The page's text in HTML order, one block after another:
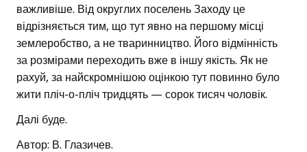
важливіше. Від округлих поселень Заходу це
відрізняється тим, що тут явно на першому місці
землеробство, а не тваринництво. Його відмінність
за розмірами переходить вже в іншу якість. Як не
рахуй, за найскромнішою оцінкою тут повинно було
жити пліч-о-пліч тридцять — сорок тисяч чоловік.
Далі буде.
Автор: В. Глазичев.